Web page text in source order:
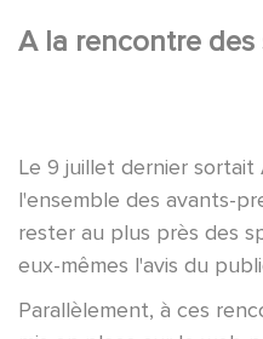
A la rencontre
Le 9 juillet dernier sortait
l'ensemble des avants-
rester au plus près des
eux-mêmes l'avis du
Parallèlement, à ces